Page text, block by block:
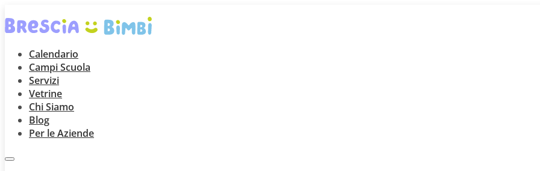
Calendario
Campi Scuola
Servizi
Vetrine
Chi Siamo
Blog
Per le Aziende